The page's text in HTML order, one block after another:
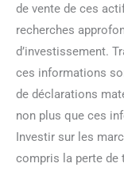
de vente de ces
recherches
d’investissement.
ces informations
de déclarations
non plus que ces
Investir sur les
compris la perte de